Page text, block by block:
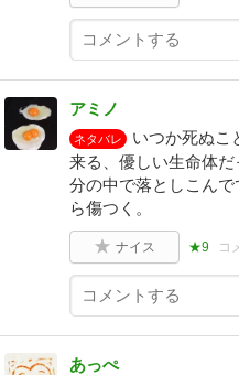
アミノ
ネタバレ
いつか死ぬこ
来る、優しい生命体
分の中で落としこん
ら傷つく。
ナイス ★9 コ
あっぺ